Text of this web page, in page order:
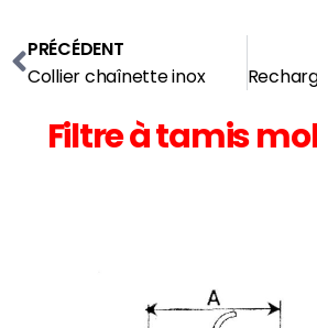
PRÉCÉDENT
Collier chaînette inox
Filtre à tamis